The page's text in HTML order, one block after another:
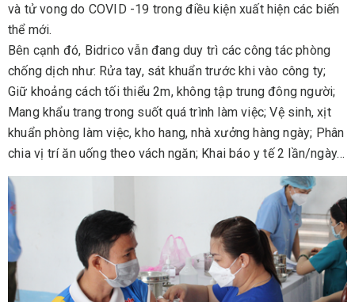
và tử vong do COVID -19 trong điều kiện xuất hiện các biến
thể mới.
Bên cạnh đó, Bidrico vẫn đang duy trì các công tác phòng
chống dịch như: Rửa tay, sát khuẩn trước khi vào công ty;
Giữ khoảng cách tối thiểu 2m, không tập trung đông người;
Mang khẩu trang trong suốt quá trình làm việc; Vệ sinh, xịt
khuẩn phòng làm việc, kho hang, nhà xưởng hàng ngày; Phân
chia vị trí ăn uống theo vách ngăn; Khai báo y tế 2 lần/ngày…